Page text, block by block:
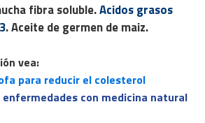
fibra soluble.Acidos grasos
. Aceite de germen de maiz.
vea:
para reducir el colesterol
con medicina natural